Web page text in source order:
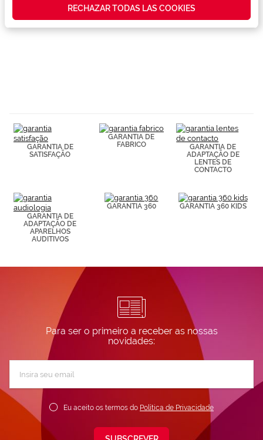
contenidos
personalizados
Puedes
consultar más
información en
nuestra
RECHAZAR TODAS LAS COOKIES
Serviços exclusivos
GARANTIA DE
SATISFAÇÃO
GARANTIA DE
FABRICO
GARANTIA DE
ADAPTAÇÃO DE
LENTES DE
CONTACTO
GARANTIA DE
ADAPTAÇÃO DE
APARELHOS
AUDITIVOS
GARANTIA 360 GARANTIA 360 KIDS
Para ser o primeiro a receber as nossas
novidades:
Newsletter:
Eu aceito os termos do Política de Privacidade